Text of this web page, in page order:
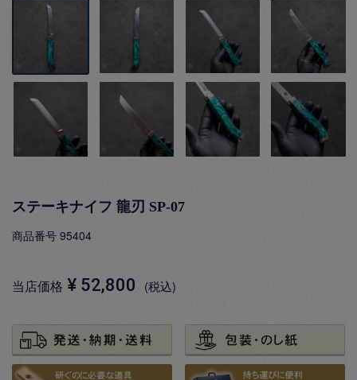
ステーキナイフ 龍刃 SP-07
商品番号 95404
当店価格 ¥ 52,800 税込